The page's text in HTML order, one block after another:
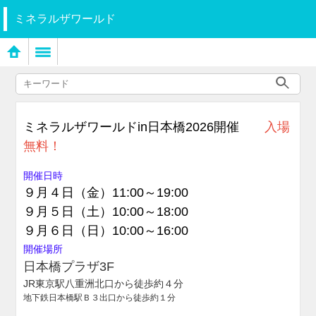
ミネラルザワールド
ミネラルザワールドin日本橋2026開催 入場
無料！
開催日時
９月４日（金）11:00～19:00
９月５日（土）10:00～18:00
９月６日（日）10:00～16:00
開催場所
日本橋プラザ3F
JR東京駅八重洲北口から徒歩約４分
地下鉄日本橋駅Ｂ３出口から徒歩約１分